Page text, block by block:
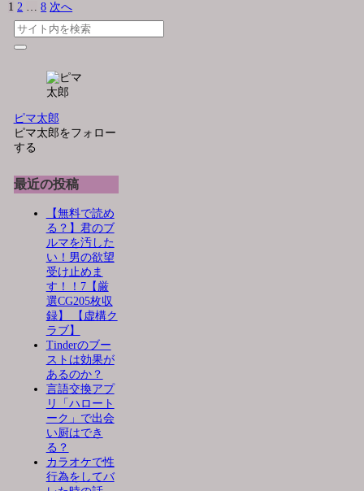
1 2 … 8 次へ
ピマ太郎
ピマ太郎をフォロー
する
最近の投稿
【無料で読め
る？】君のブ
ルマを汚した
い！男の欲望
受け止めま
す！！7【厳
選CG205枚収
録】 【虚構ク
ラブ】
Tinderのブー
ストは効果が
あるのか？
言語交換アプ
リ「ハロート
ーク」で出会
い厨はでき
る？
カラオケで性
行為をしてバ